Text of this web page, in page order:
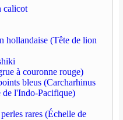
calicot
hollandaise (Tête de lion
à couronne rouge)
bleus (Carcharhinus
de l'Indo-Pacifique)
rares (Échelle de